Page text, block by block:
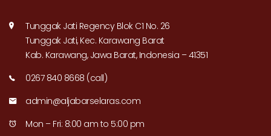
Tunggak Jati Regency Blok C1 No. 26
Tunggak Jati, Kec. Karawang Barat
Kab. Karawang, Jawa Barat, Indonesia – 41351
0267 840 8668 (call)
admin@aljabarselaras.com
Mon – Fri: 8:00 am to 5:00 pm